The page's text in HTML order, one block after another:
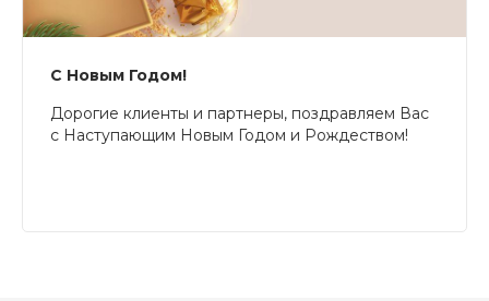
С Новым Годом!
Дорогие клиенты и партнеры, поздравляем Вас
с Наступающим Новым Годом и Рождеством!